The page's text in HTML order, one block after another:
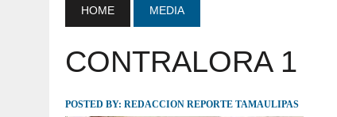
JULIO 30, 2026 | 💧🚰 ¡AGUA PARA LA COMUNIDAD!
JULIO 30, 2026 | ¡TRABAJO EN EQUIPO Y
JULIO 30, 2026 | TAMAULIPAS TE INVITA A DESCUBRIR
HOME MEDIA
CONTRALORA 1
POSTED BY: REDACCION REPORTE TAMAULIPAS